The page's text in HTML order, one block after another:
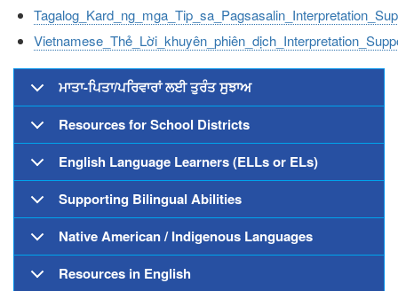
ਮਾਤਾ-ਪਿਤਾ/ਪਰਿਵਾਰਾਂ ਲਈ ਤੁਰੰਤ ਸੁਝਾਅ
Resources for School Districts
English Language Learners (ELLs or ELs)
Supporting Bilingual Abilities
Native American / Indigenous Languages
Resources in English